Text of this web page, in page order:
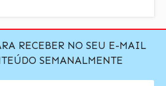
RECEBER NO SEU E-MAIL
SEMANALMENTE